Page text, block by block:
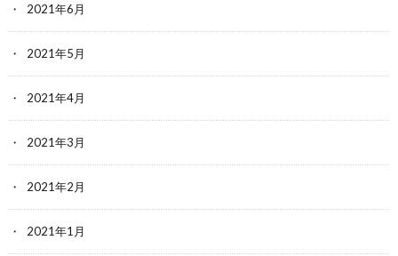
2021年6月
2021年5月
2021年4月
2021年3月
2021年2月
2021年1月